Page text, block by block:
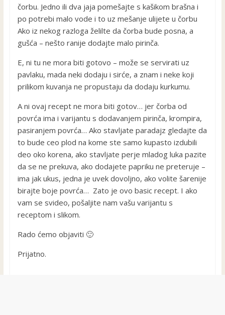
čorbu. Jedno ili dva jaja pomešajte s kašikom brašna i
po potrebi malo vode i to uz mešanje ulijete u čorbu
Ako iz nekog razloga želilte da čorba bude posna, a
gušća – nešto ranije dodajte malo pirinča.
E, ni tu ne mora biti gotovo – može se servirati uz
pavlaku, mada neki dodaju i sirće, a znam i neke koji
prilikom kuvanja ne propustaju da dodaju kurkumu.
A ni ovaj recept ne mora biti gotov… jer čorba od
povrća ima i varijantu s dodavanjem pirinča, krompira,
pasiranjem povrća… Ako stavljate paradajz gledajte da
to bude ceo plod na kome ste samo kupasto izdubili
deo oko korena, ako stavljate perje mladog luka pazite
da se ne prekuva, ako dodajete papriku ne preteruje –
ima jak ukus, jedna je uvek dovoljno, ako volite šarenije
birajte boje povrća… Zato je ovo basic recept. I ako
vam se svideo, pošaljite nam vašu varijantu s
receptom i slikom.
Rado ćemo objaviti 🙂
Prijatno.